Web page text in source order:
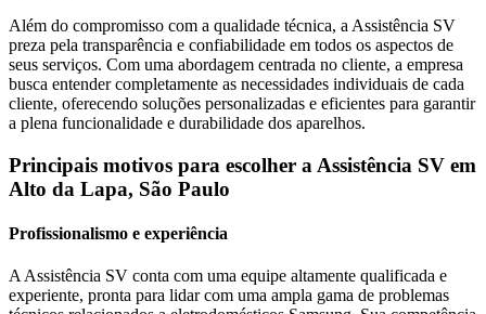
Além do compromisso com a qualidade técnica, a Assistência SV
preza pela transparência e confiabilidade em todos os aspectos de
seus serviços. Com uma abordagem centrada no cliente, a empresa
busca entender completamente as necessidades individuais de cada
cliente, oferecendo soluções personalizadas e eficientes para garantir
a plena funcionalidade e durabilidade dos aparelhos.
Principais motivos para escolher a Assistência SV em
Alto da Lapa, São Paulo
Profissionalismo e experiência
A Assistência SV conta com uma equipe altamente qualificada e
experiente, pronta para lidar com uma ampla gama de problemas